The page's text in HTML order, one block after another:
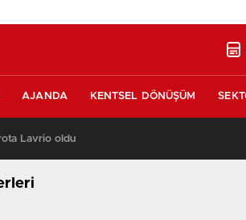
AJANDA KENTSEL DÖNÜŞÜM
rota Lavrio oldu